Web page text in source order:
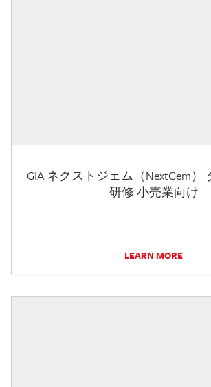
GIA ネクストジェム（NextGem）
研修 小売業向け
LEARN MORE